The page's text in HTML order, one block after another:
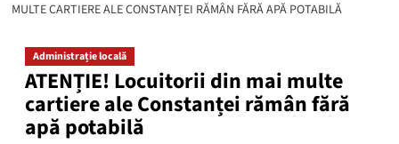
MULTE CARTIERE ALE CONSTANȚEI RĂMÂN FĂRĂ APĂ POTABILĂ
Administrație locală
ATENȚIE! Locuitorii din mai multe
cartiere ale Constanței rămân fără
apă potabilă